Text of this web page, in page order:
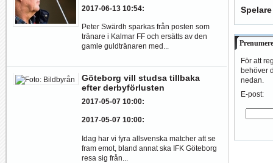
2017-06-13 10:54:
Peter Swärdh sparkas från posten som
tränare i Kalmar FF och ersätts av den
gamle guldtränaren med...
Göteborg vill studsa tillbaka
efter derbyförlusten
2017-05-07 10:00:
2017-05-07 10:00:
Idag har vi fyra allsvenska matcher att se
fram emot, bland annat ska IFK Göteborg
resa sig från...
För att
behöver
nedan.
E-post: